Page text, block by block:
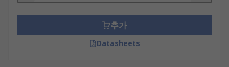
추가
Datasheets